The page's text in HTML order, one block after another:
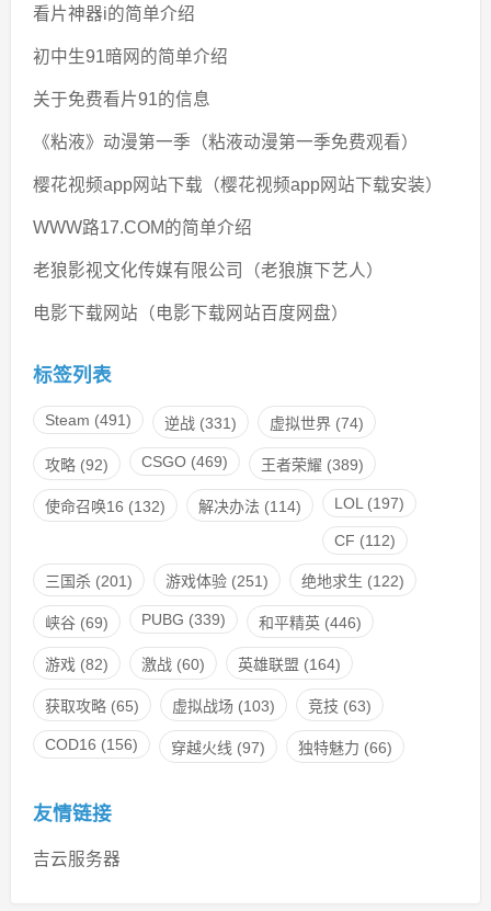
看片神器i的简单介绍
初中生91暗网的简单介绍
关于免费看片91的信息
《粘液》动漫第一季（粘液动漫第一季免费观看）
樱花视频app网站下载（樱花视频app网站下载安装）
WWW路17.COM的简单介绍
老狼影视文化传媒有限公司（老狼旗下艺人）
电影下载网站（电影下载网站百度网盘）
标签列表
Steam (491) 逆战(331) 虚拟世界(74)
攻略(92) CSGO(469) 王者荣耀 (389)
使命召唤16 (132) 解决办法 (114) LOL(197)
CF (112)
三国杀(201) 游戏体验(251) 绝地求生 (122)
峡谷(69) PUBG (339) 和平精英(446)
游戏(82) 激战(60) 英雄联盟 (164)
获取攻略(65) 虚拟战场 (103) 竞技 (63)
COD16 (156) 穿越火线 (97) 独特魅力 (66)
友情链接
吉云服务器